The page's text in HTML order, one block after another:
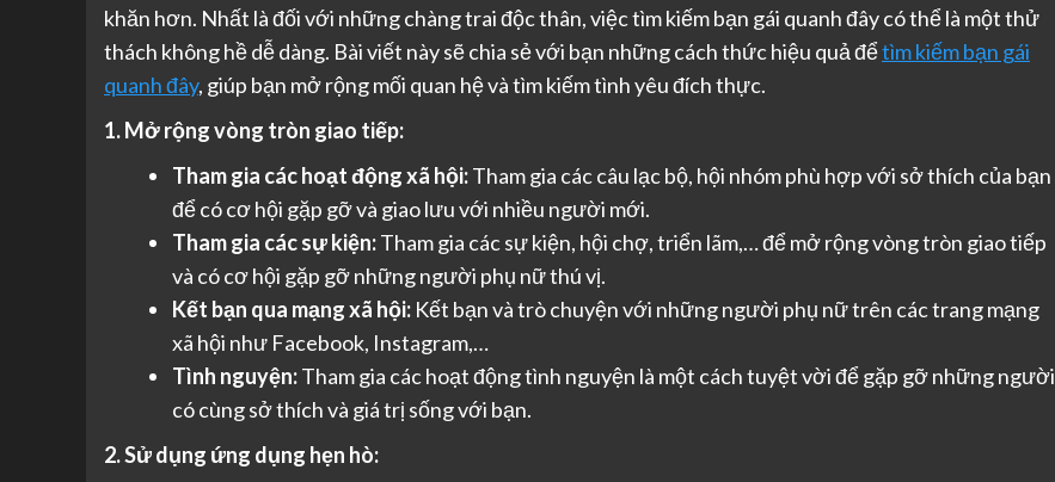
khăn hơn. Nhất là đối với những chàng trai độc thân, việc tìm kiếm bạn gái quanh đây có thể là một thử
thách không hề dễ dàng. Bài viết này sẽ chia sẻ với bạn những cách thức hiệu quả đểtìm kiếm bạn gái
quanh đây, giúp bạn mở rộng mối quan hệ và tìm kiếm tình yêu đích thực.
1. Mở rộng vòng tròn giao tiếp:
Tham gia các hoạt động xã hội:Tham gia các câu lạc bộ, hội nhóm phù hợp với sở thích của bạn
để có cơ hội gặp gỡ và giao lưu với nhiều người mới.
Tham gia các sự kiện:Tham gia các sự kiện, hội chợ, triển lãm,… để mở rộng vòng tròn giao tiếp
và có cơ hội gặp gỡ những người phụ nữ thú vị.
Kết bạn qua mạng xã hội: Kết bạn và trò chuyện với những người phụ nữ trên các trang mạng
xã hội như Facebook, Instagram,…
Tình nguyện:Tham gia các hoạt động tình nguyện là một cách tuyệt vời để gặp gỡ những người
có cùng sở thích và giá trị sống với bạn.
2. Sử dụng ứng dụng hẹn hò: